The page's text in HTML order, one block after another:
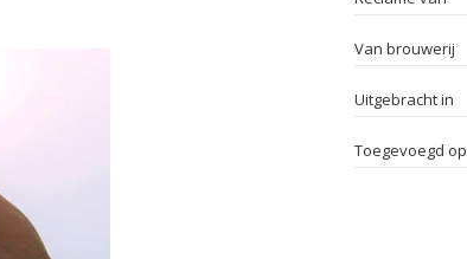
Van brouwerij
Uitgebracht in
Toegevoegd op